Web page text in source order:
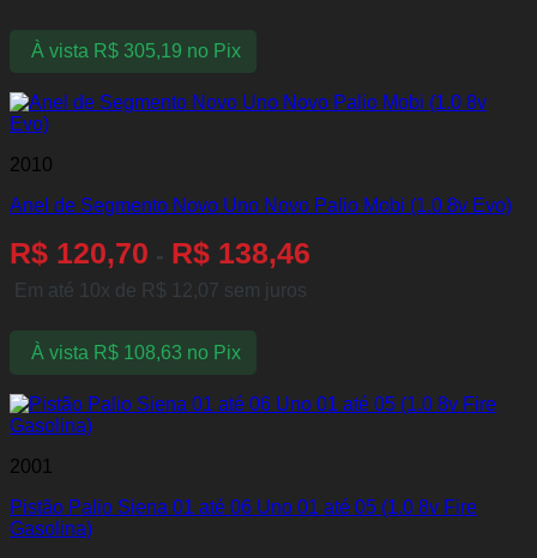
À vista R$305,19 no Pix
2010
Anel de Segmento Novo Uno Novo Palio Mobi (1.0 8v Evo)
R$ 120,70 - R$ 138,46
Em até 10x de R$ 12,07 sem juros
À vista R$108,63 no Pix
2001
Pistão Palio Siena 01 até 06 Uno 01 até 05 (1.0 8v Fire
Gasolina)